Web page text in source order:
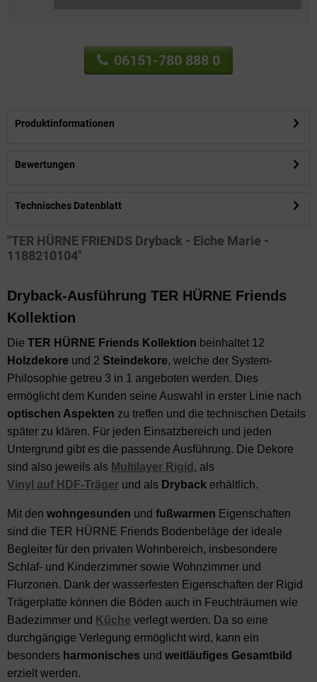
06151-780 888 0
Produktinformationen
Bewertungen
Technisches Datenblatt
"TER HÜRNE FRIENDS Dryback - Eiche Marie -
1188210104"
Dryback-Ausführung TER HÜRNE Friends
Kollektion
Die TER HÜRNE Friends Kollektion beinhaltet 12
Holzdekore und 2 Steindekore, welche der System-
Philosophie getreu 3 in 1 angeboten werden. Dies
ermöglicht dem Kunden seine Auswahl in erster Linie nach
optischen Aspekten zu treffen und die technischen Details
später zu klären. Für jeden Einsatzbereich und jeden
Untergrund gibt es die passende Ausführung. Die Dekore
sind also jeweils als Multilayer Rigid , als
Vinyl auf HDF-Träger und als Dryback erhältlich.
Mit den wohngesunden und fußwarmen Eigenschaften
sind die TER HÜRNE Friends Bodenbeläge der ideale
Begleiter für den privaten Wohnbereich, insbesondere
Schlaf- und Kinderzimmer sowie Wohnzimmer und
Flurzonen. Dank der wasserfesten Eigenschaften der Rigid
Trägerplatte können die Böden auch in Feuchträumen wie
Badezimmer und Küche verlegt werden. Da so eine
durchgängige Verlegung ermöglicht wird, kann ein
besonders harmonisches und weitläufiges Gesamtbild
erzielt werden.